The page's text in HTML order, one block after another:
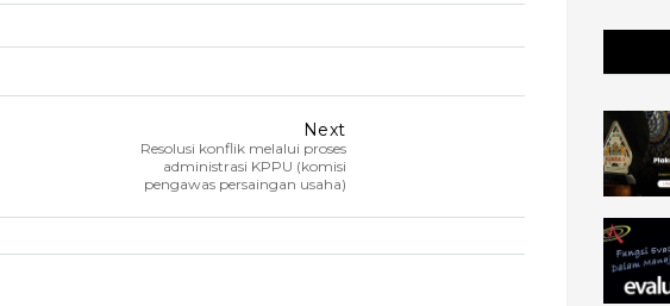
Next
Resolusi konflik melalui proses
administrasi KPPU (komisi
pengawas persaingan usaha)